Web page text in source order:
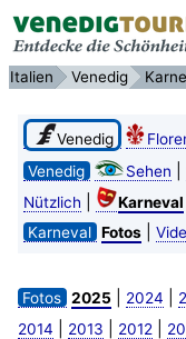
Italien Venedig
Venedig
Venedig
Sehen
Nützlich Karneval
Karneval Fotos|
Fotos 2025 2024
2014 2013 2012